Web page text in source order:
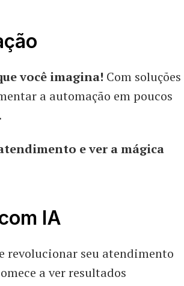
você imagina! Com soluções
a automação em poucos
e ver a mágica
IA
revolucionar seu atendimento
a ver resultados